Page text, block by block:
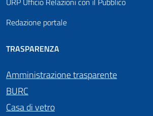
Redazione portale
TRASPARENZA
Amministrazione trasparente
BURC
Casa di vetro